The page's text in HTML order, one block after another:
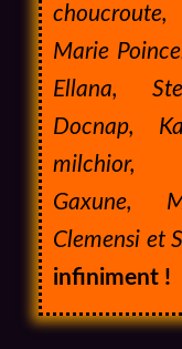
choucroute,
Marie
Ellana,
Docnap,
milchior,
Gaxune,
Clemensi et
infiniment !